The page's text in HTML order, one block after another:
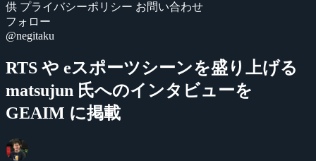
供 プライバシーポリシー お問い合わせ
フォロー
@negitaku
RTS や eスポーツシーンを盛り上げる
matsujun 氏へのインタビューを
GEAIM に掲載